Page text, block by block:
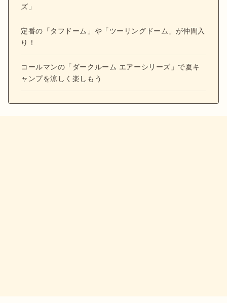
ズ」
定番の「タフドーム」や「ツーリングドーム」が仲間入
り！
コールマンの「ダークルーム エアーシリーズ」で夏キ
ャンプを涼しく楽しもう